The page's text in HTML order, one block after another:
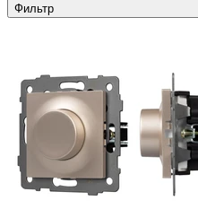
Фильтр